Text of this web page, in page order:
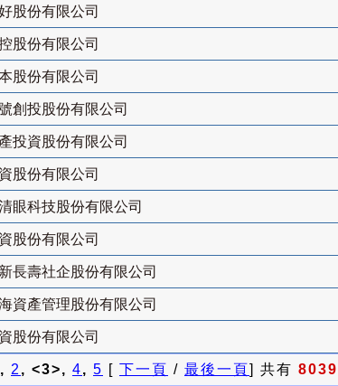
股份有限公司
股份有限公司
股份有限公司
創投股份有限公司
投資股份有限公司
股份有限公司
眼科技股份有限公司
股份有限公司
長壽社企股份有限公司
資產管理股份有限公司
股份有限公司
, 2, <3>, 4, 5 [ 下一頁 / 最後一頁] 共有 8039